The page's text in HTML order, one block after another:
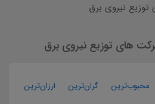
نیروی برق
های توزیع نیروی برق
محبوب‌ترین گران‌ترین ارزان‌ترین